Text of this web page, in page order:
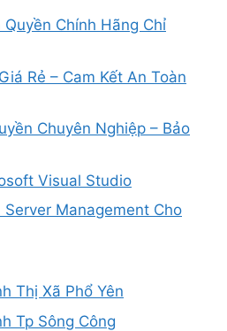
Quyền Chính Hãng Chỉ
Rẻ – Cam Kết An Toàn
Chuyên Nghiệp – Bảo
Visual Studio
Management Cho
Thị Xã Phổ Yên
Tp Sông Công